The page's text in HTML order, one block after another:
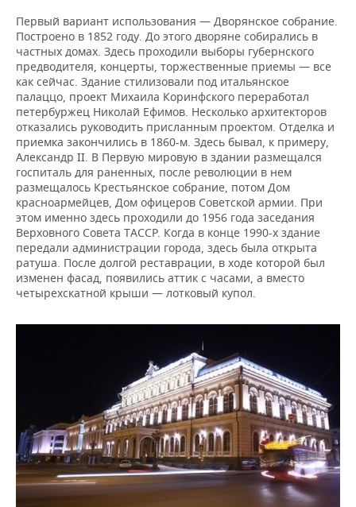
Первый вариант использования — Дворянское собрание.
Построено в 1852 году. До этого дворяне собирались в
частных домах. Здесь проходили выборы губернского
предводителя, концерты, торжественные приемы — все
как сейчас. Здание стилизовали под итальянское
палаццо, проект Михаила Коринфского переработал
петербуржец Николай Ефимов. Несколько архитекторов
отказались руководить присланным проектом. Отделка и
приемка закончились в 1860-м. Здесь бывал, к примеру,
Александр II. В Первую мировую в здании размещался
госпиталь для раненных, после революции в нем
размещалось Крестьянское собрание, потом Дом
красноармейцев, Дом офицеров Советской армии. При
этом именно здесь проходили до 1956 года заседания
Верховного Совета ТАССР. Когда в конце 1990-х здание
передали администрации города, здесь была открыта
ратуша. После долгой реставрации, в ходе которой был
изменен фасад, появились аттик с часами, а вместо
четырехскатной крыши — лотковый купол.